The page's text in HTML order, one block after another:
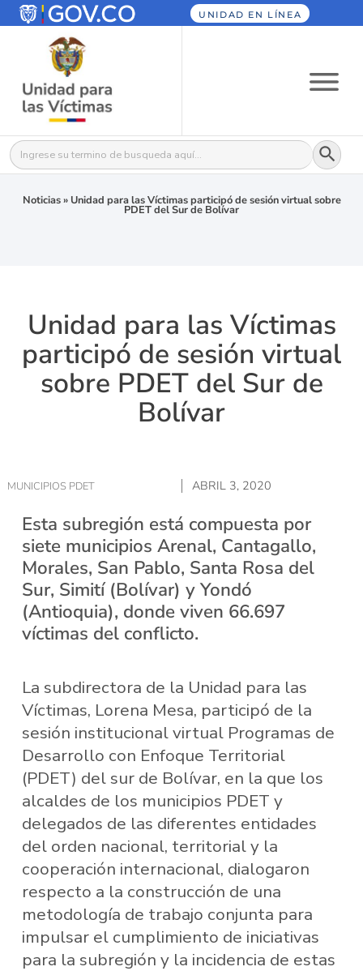
UNIDAD EN LÍNEA
Buscar: Botón
Noticias» Unidad para las Víctimas participó de sesión virtual sobre
PDET del Sur de Bolívar
Unidad para las Víctimas
participó de sesión virtual
sobre PDET del Sur de
Bolívar
MUNICIPIOS PDET ABRIL 3, 2020
Esta subregión está compuesta por
siete municipios Arenal, Cantagallo,
Morales, San Pablo, Santa Rosa del
Sur, Simití (Bolívar) y Yondó
(Antioquia), donde viven 66.697
víctimas del conflicto.
La subdirectora de la Unidad para las
Víctimas, Lorena Mesa, participó de la
sesión institucional virtual Programas de
Desarrollo con Enfoque Territorial
(PDET) del sur de Bolívar, en la que los
alcaldes de los municipios PDET y
delegados de las diferentes entidades
del orden nacional, territorial y la
cooperación internacional, dialogaron
respecto a la construcción de una
metodología de trabajo conjunta para
impulsar el cumplimiento de iniciativas
para la subregión y la incidencia de estas